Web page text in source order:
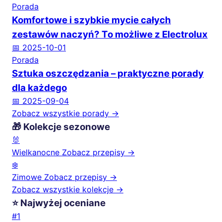
Porada
Komfortowe i szybkie mycie całych
zestawów naczyń? To możliwe z Electrolux
📅 2025-10-01
Porada
Sztuka oszczędzania – praktyczne porady
dla każdego
📅 2025-09-04
Zobacz wszystkie porady →
🎁 Kolekcje sezonowe
🐰
Wielkanocne Zobacz przepisy →
❄️
Zimowe Zobacz przepisy →
Zobacz wszystkie kolekcje →
⭐ Najwyżej oceniane
#1